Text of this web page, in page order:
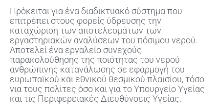
Πρόκειται για ένα διαδικτυακό σύστημα που
επιτρέπει στους φορείς ύδρευσης την
καταχώριση των αποτελεσμάτων των
εργαστηριακών αναλύσεων του πόσιμου νερού.
Αποτελεί ένα εργαλείο συνεχούς
παρακολούθησης της ποιότητας του νερού
ανθρώπινης κατανάλωσης σε εφαρμογή του
ευρωπαϊκού και εθνικού θεσμικού πλαισίου, τόσο
για τους πολίτες όσο και για το Υπουργείο Υγείας
και τις Περιφερειακές Διευθύνσεις Υγείας.